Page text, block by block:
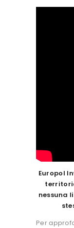
Europol
nessuna
Per